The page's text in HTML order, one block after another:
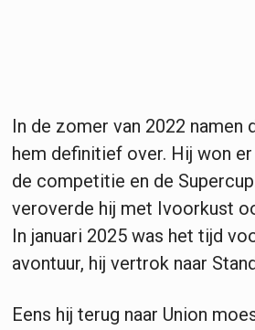
In de zomer van 2022 namen
hem definitief over. Hij won
de competitie en de
veroverde hij met Ivoorkust
In januari 2025 was het tijd
avontuur, hij vertrok naar
Eens hij terug naar Union